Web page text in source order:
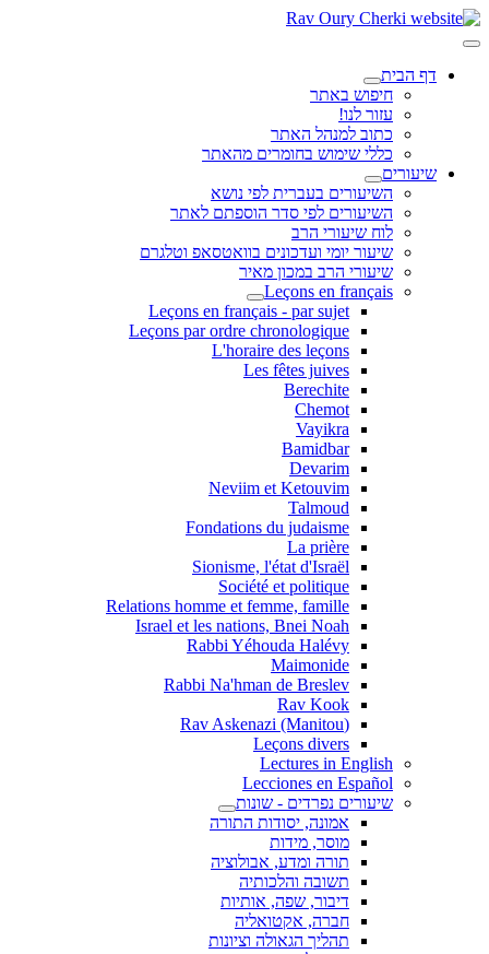
דף הבית
חיפוש באתר
עזור לנו!
כתוב למנהל האתר
כללי שימוש בחומרים מהאתר
שיעורים
השיעורים בעברית לפי נושא
השיעורים לפי סדר הוספתם לאתר
לוח שיעורי הרב
שיעור יומי ועדכונים בוואטסאפ וטלגרם
שיעורי הרב במכון מאיר
Leçons en français
Leçons en français - par sujet
Leçons par ordre chronologique
L'horaire des leçons
Les fêtes juives
Berechite
Chemot
Vayikra
Bamidbar
Devarim
Neviim et Ketouvim
Talmoud
Fondations du judaisme
La prière
Sionisme, l'état d'Israël
Société et politique
Relations homme et femme, famille
Israel et les nations, Bnei Noah
Rabbi Yéhouda Halévy
Maimonide
Rabbi Na'hman de Breslev
Rav Kook
(Rav Askenazi (Manitou
Leçons divers
Lectures in English
Lecciones en Español
שיעורים נפרדים - שונות
אמונה, יסודות התורה
מוסר, מידות
תורה ומדע, אבולוציה
תשובה והלכותיה
דיבור, שפה, אותיות
חברה, אקטואליה
תהליך הגאולה וציונות